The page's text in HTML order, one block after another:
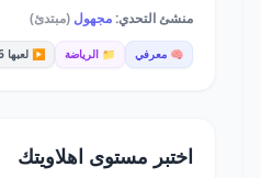
منشئ التحدي:مجهول (مبتدئ)
🧠 معرفي 📁 الرياضة ▶️ لعبها 2,696
اختبر مستوى اهلاويتك